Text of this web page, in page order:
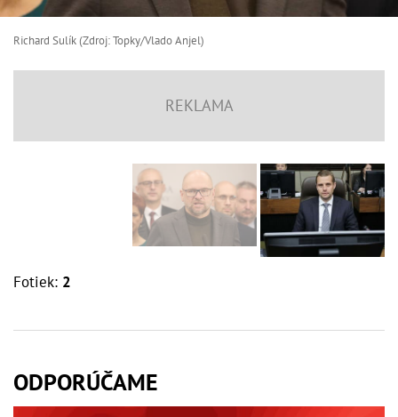
Richard Sulík (Zdroj: Topky/Vlado Anjel)
Fotiek: 2
ODPORÚČAME